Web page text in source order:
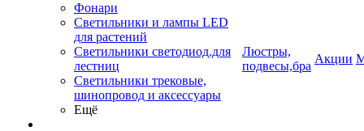
Фонари
Светильники и лампы LED
для растений
Светильники светодиод.для
лестниц
Светильники трековые,
шинопровод и аксессуары
Ещё
Люстры,
подвесы,бра
Акции